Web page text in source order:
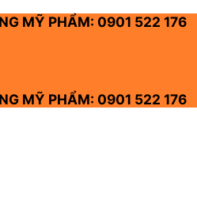
MỸ PHẨM: 0901 522 176
MỸ PHẨM: 0901 522 176